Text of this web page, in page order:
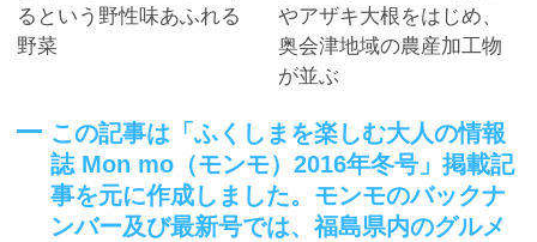
るという野性味あふれる
野菜
やアザキ大根をはじめ、
奥会津地域の農産加工物
が並ぶ
この記事は「ふくしまを楽しむ大人の情報
誌 Mon mo（モンモ）2016年冬号」掲載記
事を元に作成しました。モンモのバックナ
ンバー及び最新号では、福島県内のグルメ